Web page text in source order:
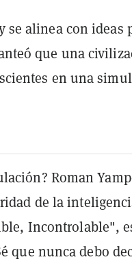
se alinea con ideas
que una
en una
Roman
de la
Incontrolable",
que nunca debo